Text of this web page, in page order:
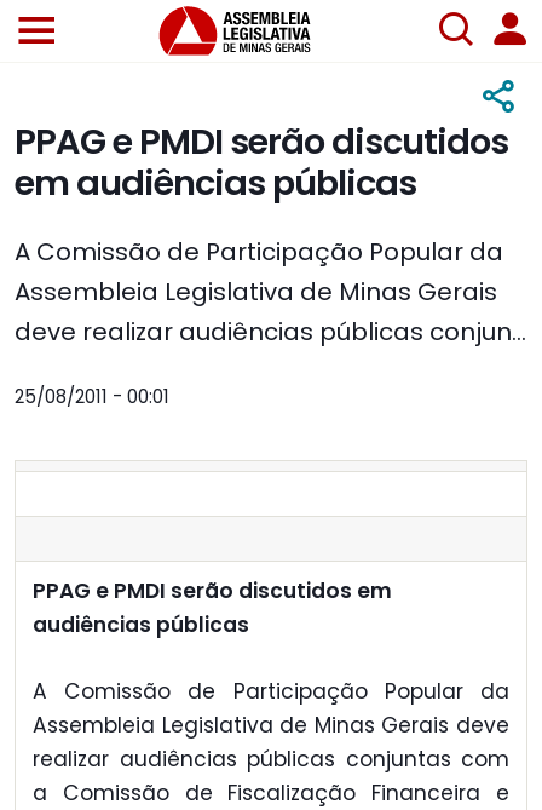
PPAG e PMDI serão discutidos
em audiências públicas
A Comissão de Participação Popular da
Assembleia Legislativa de Minas Gerais
deve realizar audiências públicas conjun...
25/08/2011 - 00:01
PPAG e PMDI serão discutidos em
audiências públicas
A Comissão de Participação Popular da
Assembleia Legislativa de Minas Gerais deve
realizar audiências públicas conjuntas com
a Comissão de Fiscalização Financeira e